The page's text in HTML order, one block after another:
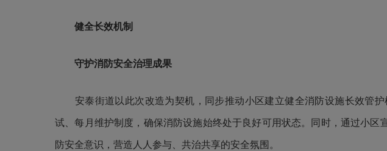
健全长效机制
守护消防安全治理成果
安泰街道以此次改造为契机，同步推动小区建立健全消防设施长效管护
试、每月维护制度，确保消防设施始终处于良好可用状态。同时，通过小
防安全意识，营造人人参与、共治共享的安全氛围。